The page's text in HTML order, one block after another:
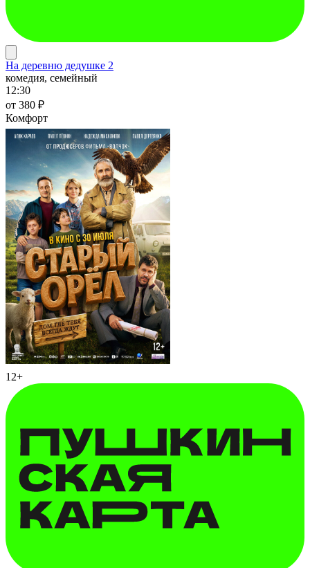
На деревню дедушке 2
комедия, семейный
12:30
от 380 ₽
Комфорт
12+